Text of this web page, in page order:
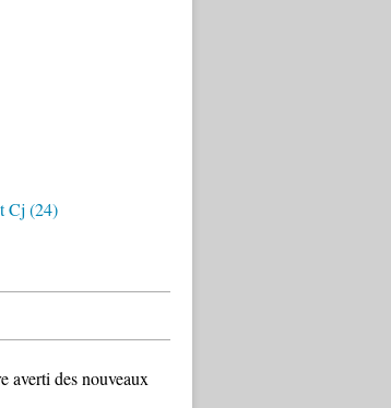
Cj (24)
averti des nouveaux